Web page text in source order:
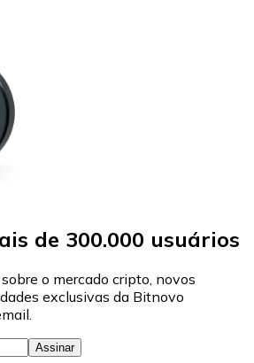
de 300.000 usuários
o mercado cripto, novos
exclusivas da Bitnovo
Assinar